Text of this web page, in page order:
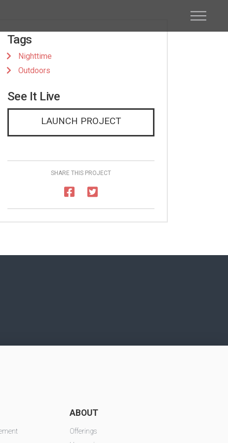
Tags
Nighttime
Outdoors
See It Live
LAUNCH PROJECT
SHARE THIS PROJECT
ABOUT
Offerings